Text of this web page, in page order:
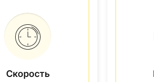
Скорость